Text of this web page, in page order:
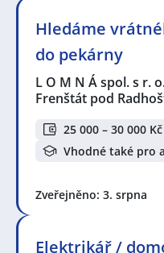
Hledáme
do pekárny
L O M N Á spol. s r.
Frenštát pod
25 000 – 30 000 Kč
Vhodné také pro
Zveřejněno: 3. srpna
Elektrikář /